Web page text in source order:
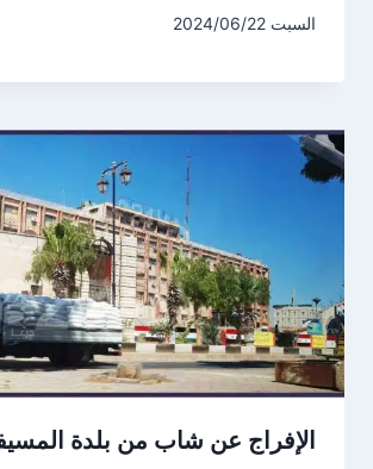
السبت 2024/06/22
الإفراج عن شاب من بلدة